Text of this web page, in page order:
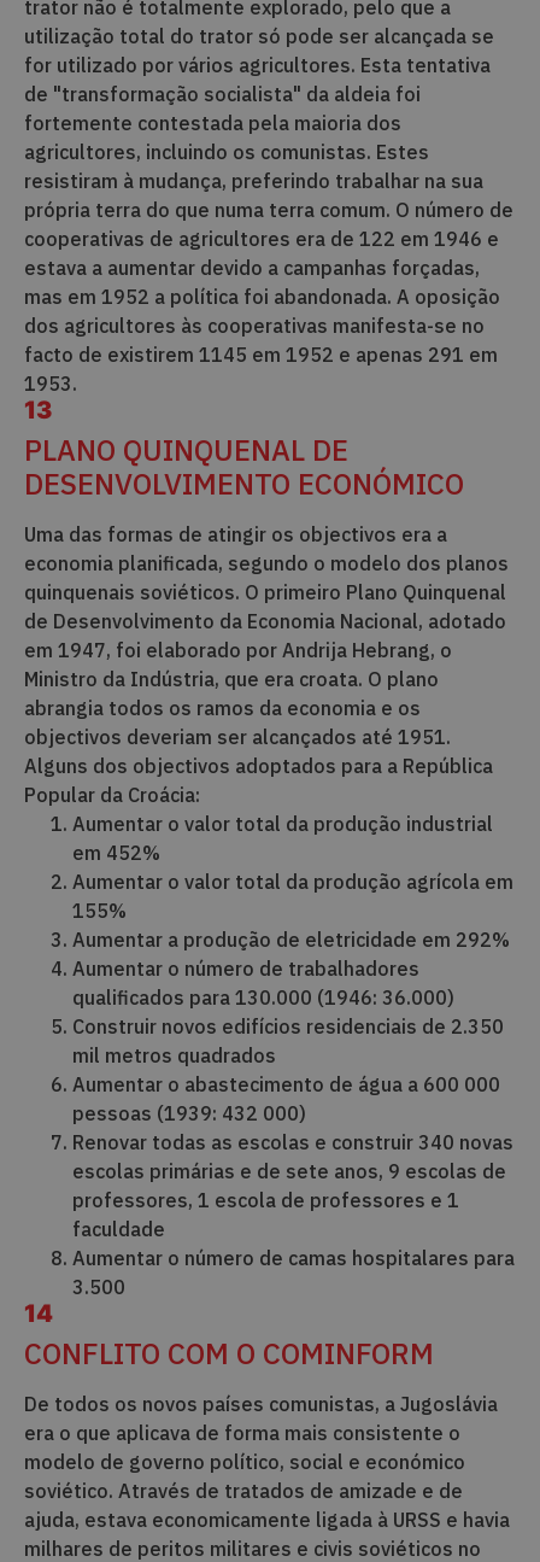
trator não é totalmente explorado, pelo que a
utilização total do trator só pode ser alcançada se
for utilizado por vários agricultores. Esta tentativa
de "transformação socialista" da aldeia foi
fortemente contestada pela maioria dos
agricultores, incluindo os comunistas. Estes
resistiram à mudança, preferindo trabalhar na sua
própria terra do que numa terra comum. O número de
cooperativas de agricultores era de 122 em 1946 e
estava a aumentar devido a campanhas forçadas,
mas em 1952 a política foi abandonada. A oposição
dos agricultores às cooperativas manifesta-se no
facto de existirem 1145 em 1952 e apenas 291 em
1953.
13
PLANO QUINQUENAL DE
DESENVOLVIMENTO ECONÓMICO
Uma das formas de atingir os objectivos era a
economia planificada, segundo o modelo dos planos
quinquenais soviéticos. O primeiro Plano Quinquenal
de Desenvolvimento da Economia Nacional, adotado
em 1947, foi elaborado por Andrija Hebrang, o
Ministro da Indústria, que era croata. O plano
abrangia todos os ramos da economia e os
objectivos deveriam ser alcançados até 1951.
Alguns dos objectivos adoptados para a República
Popular da Croácia:
Aumentar o valor total da produção industrial
em 452%
Aumentar o valor total da produção agrícola em
155%
Aumentar a produção de eletricidade em 292%
Aumentar o número de trabalhadores
qualificados para 130.000 (1946: 36.000)
Construir novos edifícios residenciais de 2.350
mil metros quadrados
Aumentar o abastecimento de água a 600 000
pessoas (1939: 432 000)
Renovar todas as escolas e construir 340 novas
escolas primárias e de sete anos, 9 escolas de
professores, 1 escola de professores e 1
faculdade
Aumentar o número de camas hospitalares para
3.500
14
CONFLITO COM O COMINFORM
De todos os novos países comunistas, a Jugoslávia
era o que aplicava de forma mais consistente o
modelo de governo político, social e económico
soviético. Através de tratados de amizade e de
ajuda, estava economicamente ligada à URSS e havia
milhares de peritos militares e civis soviéticos no